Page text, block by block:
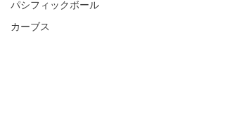
パシフィックボール
カーブス